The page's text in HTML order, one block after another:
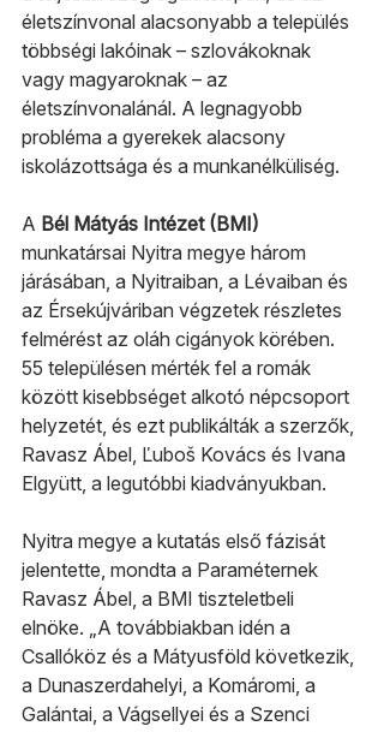
életszínvonal alacsonyabb a település
többségi lakóinak – szlovákoknak
vagy magyaroknak – az
életszínvonalánál. A legnagyobb
probléma a gyerekek alacsony
iskolázottsága és a munkanélküliség.
A Bél Mátyás Intézet (BMI)
munkatársai Nyitra megye három
járásában, a Nyitraiban, a Lévaiban és
az Érsekújváriban végzetek részletes
felmérést az oláh cigányok körében.
55 településen mérték fel a romák
között kisebbséget alkotó népcsoport
helyzetét, és ezt publikálták a szerzők,
Ravasz Ábel, Ľuboš Kovács és Ivana
Elgyütt, a legutóbbi kiadványukban.
Nyitra megye a kutatás első fázisát
jelentette, mondta a Paraméternek
Ravasz Ábel, a BMI tiszteletbeli
elnöke. „A továbbiakban idén a
Csallóköz és a Mátyusföld következik,
a Dunaszerdahelyi, a Komáromi, a
Galántai, a Vágsellyei és a Szenci